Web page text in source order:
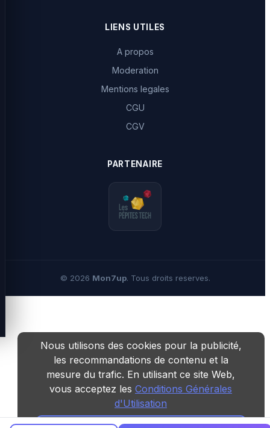
Nous utilisons des cookies pour la publicité,
les recommandations de contenu et la
mesure du trafic. En utilisant ce site Web,
vous acceptez les Conditions Générales
d'Utilisation
LIENS UTILES
A propos
Moderation
Mentions legales
CGU
CGV
PARTENAIRE
© 2026 Mon7up. Tous droits reserves.